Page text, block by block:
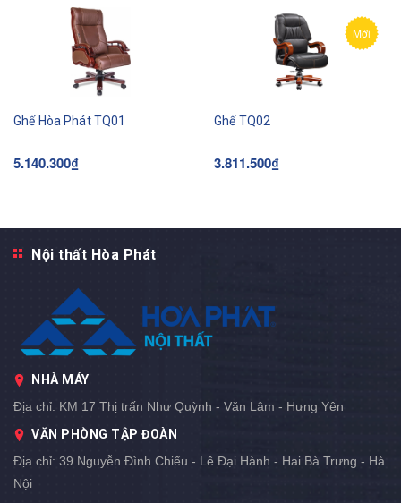
Ghế Hòa Phát TQ01
5.140.300₫
Mới
Ghế TQ02
3.811.500₫
Nội thất Hòa Phát
NHÀ MÁY
Địa chỉ: KM 17 Thị trấn Như Quỳnh - Văn Lâm - Hưng Yên
VĂN PHÒNG TẬP ĐOÀN
Địa chỉ: 39 Nguyễn Đình Chiểu - Lê Đại Hành - Hai Bà Trưng - Hà
Nội